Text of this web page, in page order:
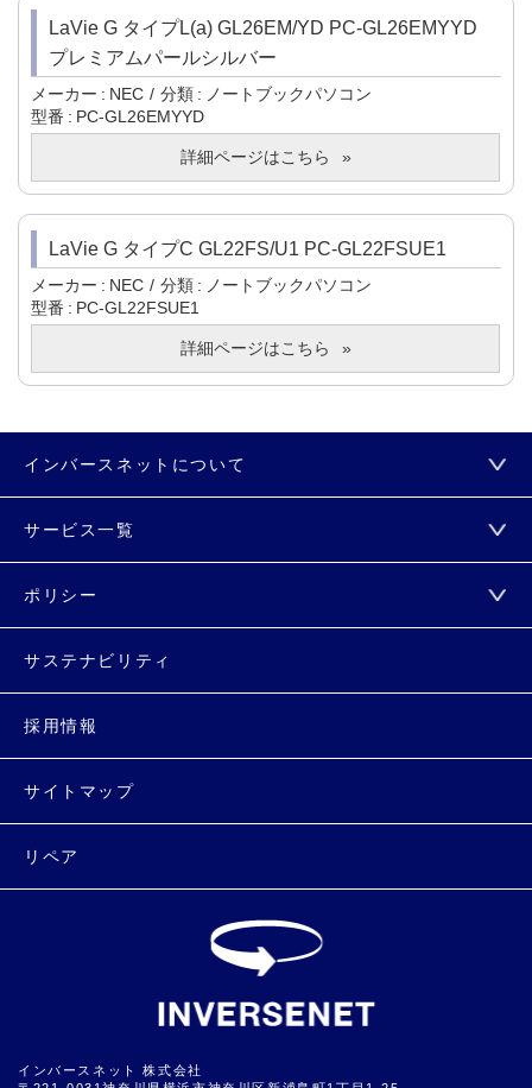
LaVie G タイプL(a) GL26EM/YD PC-GL26EMYYD
プレミアムパールシルバー
メーカー NEC 分類
ノートブックパソコン
型番
PC-GL26EMYYD
詳細ページはこちら
LaVie G タイプC GL22FS/U1 PC-GL22FSUE1
メーカー NEC 分類
ノートブックパソコン
型番
PC-GL22FSUE1
詳細ページはこちら
インバースネットについて
サービス一覧
ポリシー
サステナビリティ
採用情報
サイトマップ
リペア
インバースネット 株式会社